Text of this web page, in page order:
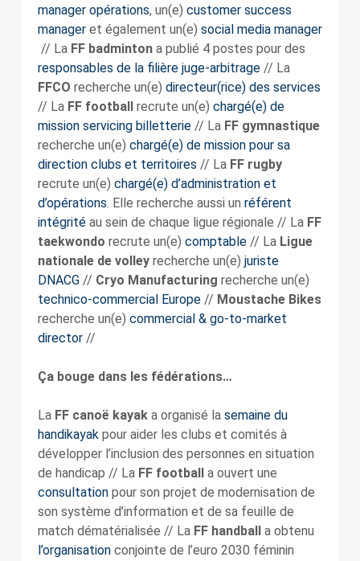
manager opérations, un(e) customer success
manageret également un(e) social media manager
// La FF badminton a publié 4 postes pour des
responsables de la filière juge-arbitrage// La
FFCO recherche un(e) directeur(rice) des services
// La FF football recrute un(e) chargé(e) de
mission servicing billetterie// La FF gymnastique
recherche un(e) chargé(e) de mission pour sa
direction clubs et territoires // La FF rugby
recrute un(e) chargé(e) d’administration et
d’opérations. Elle recherche aussi un référent
intégritéau sein de chaque ligue régionale // La FF
taekwondo recrute un(e) comptable// La Ligue
nationale de volleyrecherche un(e) juriste
DNACG// Cryo Manufacturing recherche un(e)
technico-commercial Europe// Moustache Bikes
recherche un(e) commercial & go-to-market
director//
Ça bouge dans les fédérations…
La FF canoë kayaka organisé la semaine du
handikayakpour aider les clubs et comités à
développer l’inclusion des personnes en situation
de handicap // La FF football a ouvert une
consultationpour son projet de modernisation de
son système d’information et de sa feuille de
match dématérialisée // La FF handball
a obtenu
l’organisationconjointe de l’euro 2030 féminin